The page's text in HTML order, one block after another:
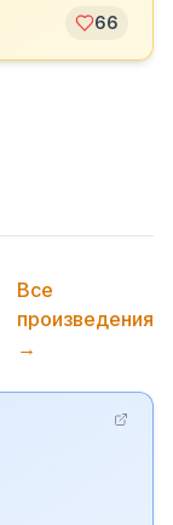
66
Все
произведения
→